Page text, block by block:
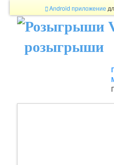
Android приложение
розыгрыши